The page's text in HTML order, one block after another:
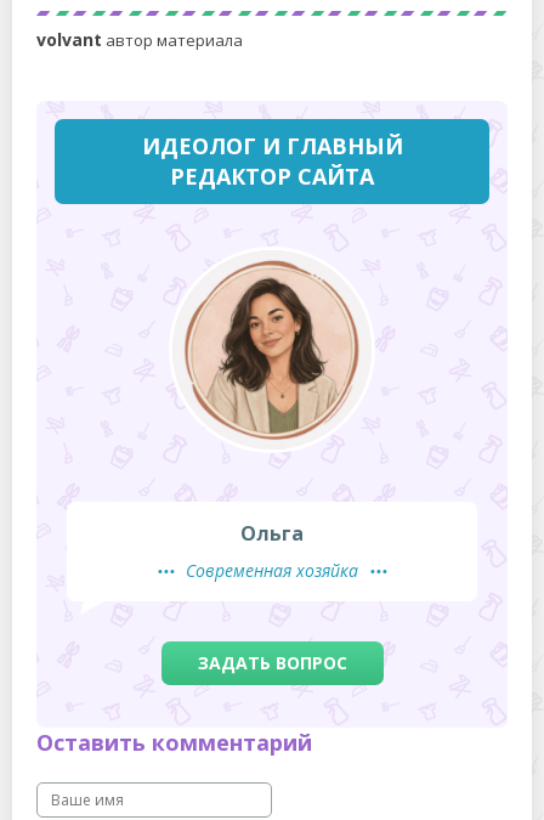
volvant автор материала
ИДЕОЛОГ И ГЛАВНЫЙ
РЕДАКТОР САЙТА
Ольга
Современная хозяйка
ЗАДАТЬ ВОПРОС
Оставить комментарий